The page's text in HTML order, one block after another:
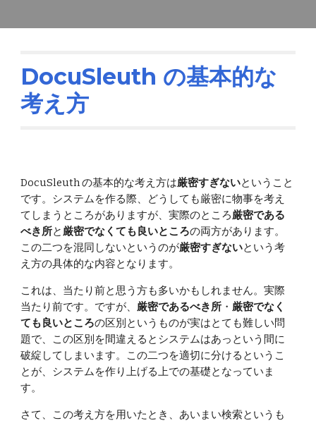
DocuSleuth の基本的な
考え方
DocuSleuth の基本的な考え方は厳密すぎないということ
です。システムを作る際、どうしても厳密に物事を考え
てしまうところがありますが、実際のところ厳密である
べき所と 厳密でなくても良いところの両方があります。
この二つを混同しないというのが厳密すぎないという考
え方の具体的な内容となります。
これは、当たり前と思う方も多いかもしれません。実際
当たり前です。ですが、 厳密であるべき所 ・ 厳密でなく
ても良いところの区別というものが実はとても難しい問
題で、この区別を間違えるとシステムはあっという間に
破綻してしまいます。この二つを適切に分けるというこ
とが、システムを作り上げる上での基礎となっていま
す。
さて、この考え方を用いたとき、あいまい検索というも